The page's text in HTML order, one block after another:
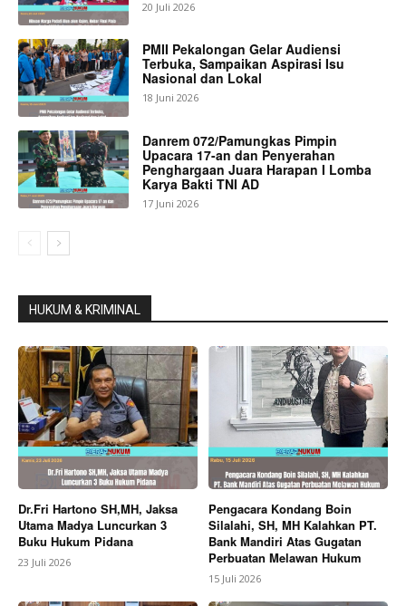
20 Juli 2026
PMII Pekalongan Gelar Audiensi
Terbuka, Sampaikan Aspirasi Isu
Nasional dan Lokal
18 Juni 2026
Danrem 072/Pamungkas Pimpin
Upacara 17-an dan Penyerahan
Penghargaan Juara Harapan I Lomba
Karya Bakti TNI AD
17 Juni 2026
HUKUM & KRIMINAL
Dr.Fri Hartono SH,MH, Jaksa
Utama Madya Luncurkan 3
Buku Hukum Pidana
23 Juli 2026
Pengacara Kondang Boin
Silalahi, SH, MH Kalahkan PT.
Bank Mandiri Atas Gugatan
Perbuatan Melawan Hukum
15 Juli 2026